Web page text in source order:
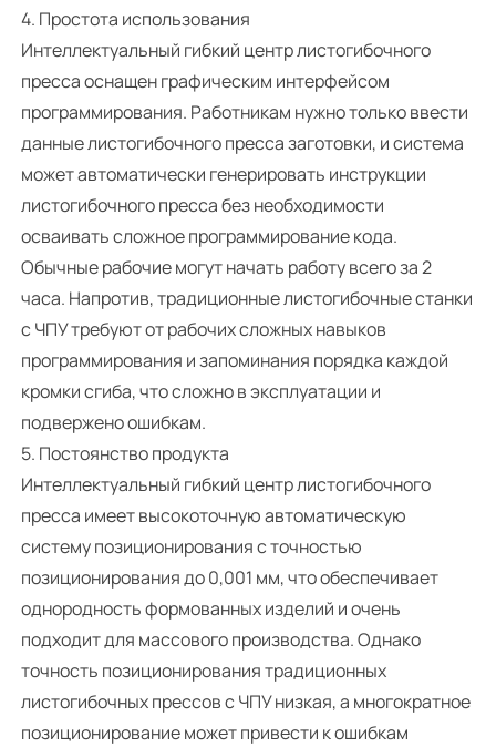
4. Простота использования
Интеллектуальный гибкий центр листогибочного
пресса оснащен графическим интерфейсом
программирования. Работникам нужно только ввести
данные листогибочного пресса заготовки, и система
может автоматически генерировать инструкции
листогибочного пресса без необходимости
осваивать сложное программирование кода.
Обычные рабочие могут начать работу всего за 2
часа. Напротив, традиционные листогибочные станки
с ЧПУ требуют от рабочих сложных навыков
программирования и запоминания порядка каждой
кромки сгиба, что сложно в эксплуатации и
подвержено ошибкам.
5. Постоянство продукта
Интеллектуальный гибкий центр листогибочного
пресса имеет высокоточную автоматическую
систему позиционирования с точностью
позиционирования до 0,001 мм, что обеспечивает
однородность формованных изделий и очень
подходит для массового производства. Однако
точность позиционирования традиционных
листогибочных прессов с ЧПУ низкая, а многократное
позиционирование может привести к ошибкам